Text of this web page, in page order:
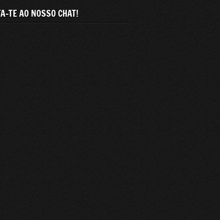
TE AO NOSSO CHAT!